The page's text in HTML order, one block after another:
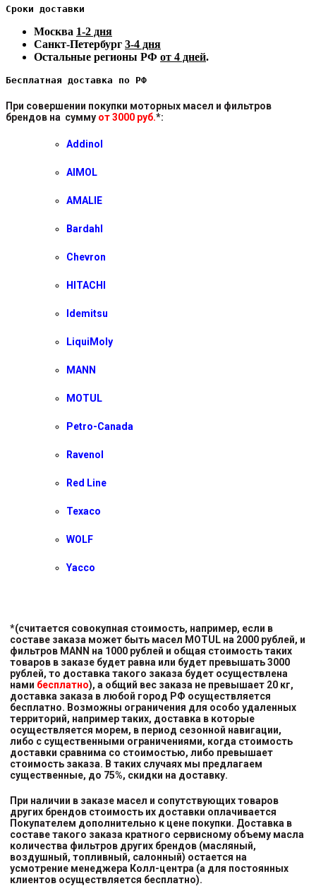
Сроки доставки
Москва 1-2 дня
Санкт-Петербург 3-4 дня
Остальные регионы РФ от 4 дней.
Бесплатная доставка по РФ
При совершении покупки моторных масел и фильтров
брендов на сумму от 3000 руб.*:
Addinol
AIMOL
AMALIE
Bardahl
Chevron
HITACHI
Idemitsu
LiquiMoly
MANN
MOTUL
Petro-Canada
Ravenol
Red Line
Texaco
WOLF
Yacco
*(считается совокупная стоимость, например, если в
составе заказа может быть масел MOTUL на 2000 рублей, и
фильтров MANN на 1000 рублей и общая стоимость таких
товаров в заказе будет равна или будет превышать 3000
рублей, то доставка такого заказа будет осуществлена
нами бесплатно), а общий вес заказа не превышает 20 кг,
доставка заказа в любой город РФ осуществляется
бесплатно. Возможны ограничения для особо удаленных
территорий, например таких, доставка в которые
осуществляется морем, в период сезонной навигации,
либо с существенными ограничениями, когда стоимость
доставки сравнима со стоимостью, либо превышает
стоимость заказа. В таких случаях мы предлагаем
существенные, до 75%, скидки на доставку.
При наличии в заказе масел и сопутствующих товаров
других брендов стоимость их доставки оплачивается
Покупателем дополнительно к цене покупки. Доставка в
составе такого заказа кратного сервисному объему масла
количества фильтров других брендов (масляный,
воздушный, топливный, салонный) остается на
усмотрение менеджера Колл-центра (а для постоянных
клиентов осуществляется бесплатно).